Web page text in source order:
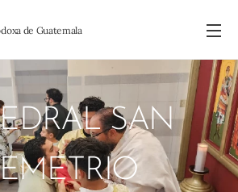
de Guatemala
SAN